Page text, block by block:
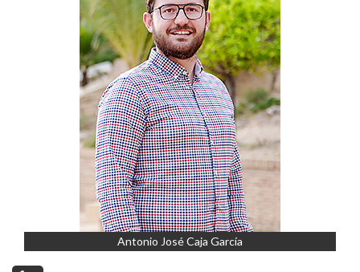
Antonio José Caja García